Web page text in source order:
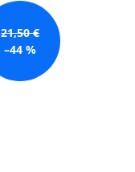
21,50 €
–44 %